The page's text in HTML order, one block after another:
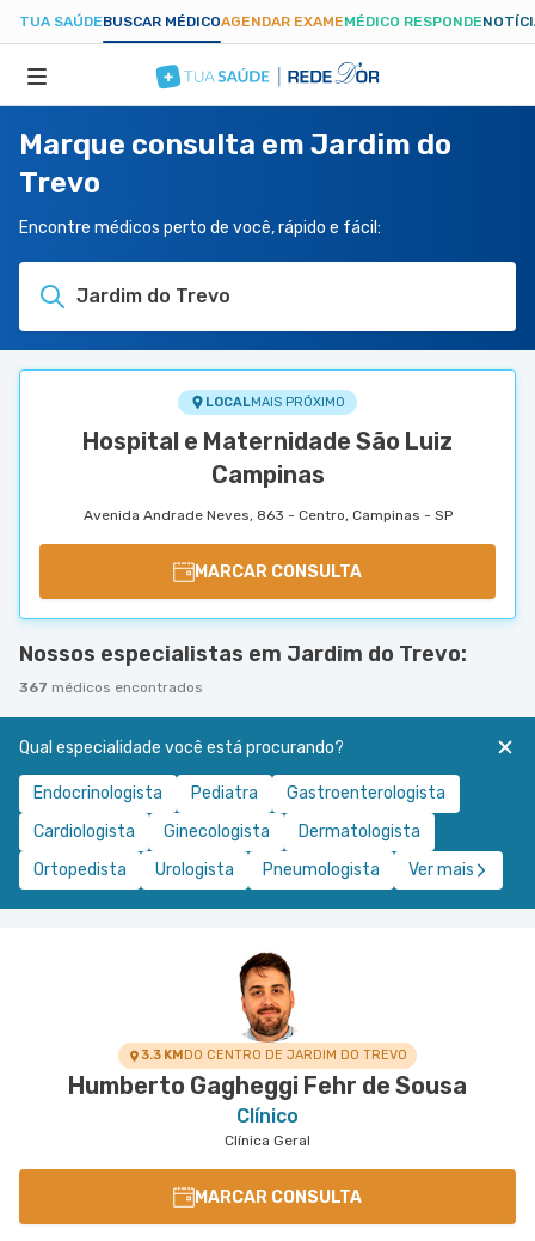
TUA SAÚDEBUSCAR MÉDICOAGENDAR EXAMEMÉDICO RESPONDE
ESPECIALIDADES
HOSPITAIS
TUASAUDE.COM
Marque consulta em Jardim do
Trevo
Encontre médicos perto de você, rápido e fácil:
Jardim do Trevo
LOCALMAIS PRÓXIMO
Hospital e Maternidade São Luiz
Campinas
Avenida Andrade Neves, 863 - Centro, Campinas - SP
MARCAR CONSULTA
Nossos especialistas em Jardim do Trevo:
367 médicos encontrados
Qual especialidade você está procurando?
Endocrinologista Pediatra
Gastroenterologista
Cardiologista
Ginecologista
Dermatologista
Ortopedista
Urologista Pneumologista Ver mais
3.3 KMDO CENTRO DE JARDIM DO TREVO
Humberto Gagheggi Fehr de Sousa
Clínico
Clínica Geral
MARCAR CONSULTA